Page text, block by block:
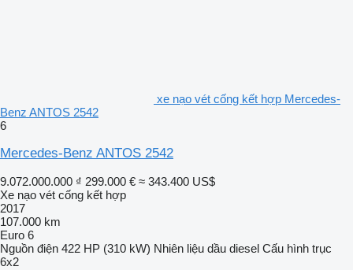
xe nạo vét cống kết hợp Mercedes-
Benz ANTOS 2542
6
Mercedes-Benz ANTOS 2542
9.072.000.000 ₫ 299.000 € ≈ 343.400 US$
Xe nạo vét cống kết hợp
2017
107.000 km
Euro 6
Nguồn điện 422 HP (310 kW) Nhiên liệu dầu diesel Cấu hình trục
6x2